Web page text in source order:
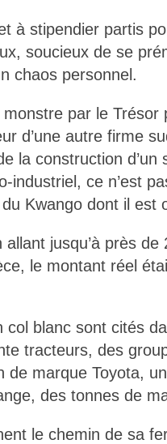
à stipendier partis
soucieux de se
chaos personnel.
monstre par le Trésor
d’une autre firme
la construction d’un
industriel, ce n’est
Kwango dont il est
allant jusqu’à près
le montant réel
col blanc sont cités
tracteurs, des
de marque Toyota,
des tonnes de
le chemin de sa